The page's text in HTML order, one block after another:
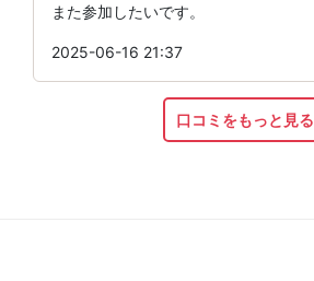
また参加したいです。
2025-06-16 21:37
口コミをもっと見る